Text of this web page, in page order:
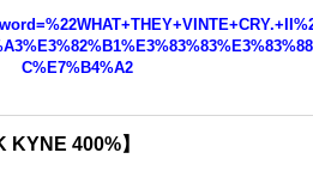
C%E7%B4%A2
KYNE 400%】